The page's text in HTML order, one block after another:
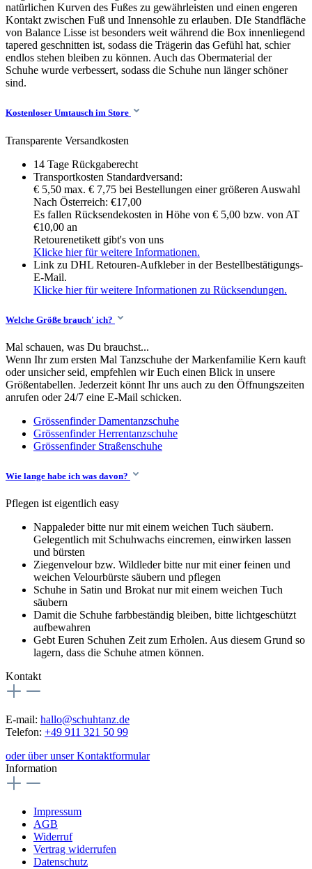
natürlichen Kurven des Fußes zu gewährleisten und einen engeren
Kontakt zwischen Fuß und Innensohle zu erlauben. DIe Standfläche
von Balance Lisse ist besonders weit während die Box innenliegend
tapered geschnitten ist, sodass die Trägerin das Gefühl hat, schier
endlos stehen bleiben zu können. Auch das Obermaterial der
Schuhe wurde verbessert, sodass die Schuhe nun länger schöner
sind.
Kostenloser Umtausch im Store
Transparente Versandkosten
14 Tage Rückgaberecht
Transportkosten Standardversand:
€ 5,50 max. € 7,75 bei Bestellungen einer größeren Auswahl
Nach Österreich: €17,00
Es fallen Rücksendekosten in Höhe von € 5,00 bzw. von AT
€10,00 an
Retourenetikett gibt's von uns
Klicke hier für weitere Informationen.
Link zu DHL Retouren-Aufkleber in der Bestellbestätigungs-
E-Mail.
Klicke hier für weitere Informationen zu Rücksendungen.
Welche Größe brauch' ich?
Mal schauen, was Du brauchst...
Wenn Ihr zum ersten Mal Tanzschuhe der Markenfamilie Kern kauft
oder unsicher seid, empfehlen wir Euch einen Blick in unsere
Größentabellen. Jederzeit könnt Ihr uns auch zu den Öffnungszeiten
anrufen oder 24/7 eine E-Mail schicken.
Grössenfinder Damentanzschuhe
Grössenfinder Herrentanzschuhe
Grössenfinder Straßenschuhe
Wie lange habe ich was davon?
Pflegen ist eigentlich easy
Nappaleder bitte nur mit einem weichen Tuch säubern.
Gelegentlich mit Schuhwachs eincremen, einwirken lassen
und bürsten
Ziegenvelour bzw. Wildleder bitte nur mit einer feinen und
weichen Velourbürste säubern und pflegen
Schuhe in Satin und Brokat nur mit einem weichen Tuch
säubern
Damit die Schuhe farbbeständig bleiben, bitte lichtgeschützt
aufbewahren
Gebt Euren Schuhen Zeit zum Erholen. Aus diesem Grund so
lagern, dass die Schuhe atmen können.
Kontakt
E-mail: hallo@schuhtanz.de
Telefon: +49 911 321 50 99
oder über unser Kontaktformular
Information
Impressum
AGB
Widerruf
Vertrag widerrufen
Datenschutz